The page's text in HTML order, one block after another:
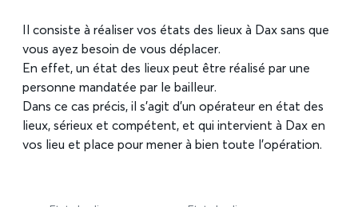
Il consiste à réaliser vos états des lieux à Dax sans que
vous ayez besoin de vous déplacer.
En effet, un état des lieux peut être réalisé par une
personne mandatée par le bailleur.
Dans ce cas précis, il s’agit d’un opérateur en état des
lieux, sérieux et compétent, et qui intervient à Dax en
vos lieu et place pour mener à bien toute l’opération.